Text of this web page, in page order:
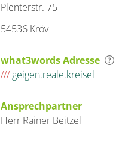
Plenterstr. 75
54536 Kröv
what3words Adresse
/// geigen.reale.kreisel
Ansprechpartner
Herr Rainer Beitzel